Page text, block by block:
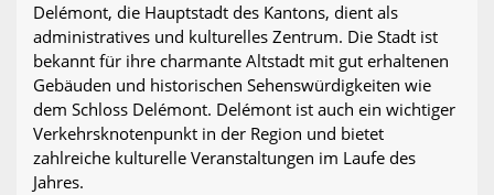
Delémont, die Hauptstadt des Kantons, dient als
administratives und kulturelles Zentrum. Die Stadt ist
bekannt für ihre charmante Altstadt mit gut erhaltenen
Gebäuden und historischen Sehenswürdigkeiten wie
dem Schloss Delémont. Delémont ist auch ein wichtiger
Verkehrsknotenpunkt in der Region und bietet
zahlreiche kulturelle Veranstaltungen im Laufe des
Jahres.